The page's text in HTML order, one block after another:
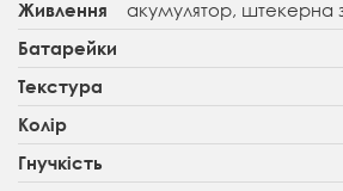
Живлення акумулятор, штекерна
Батарейки
Текстура
Колір
Гнучкість